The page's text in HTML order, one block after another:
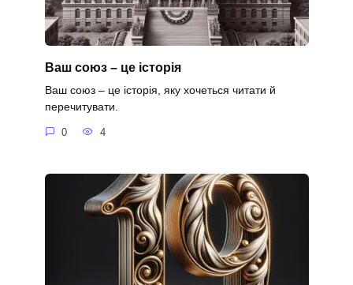
Ваш союз – це історія
Ваш союз – це історія, яку хочеться читати й
перечитувати.
0 4